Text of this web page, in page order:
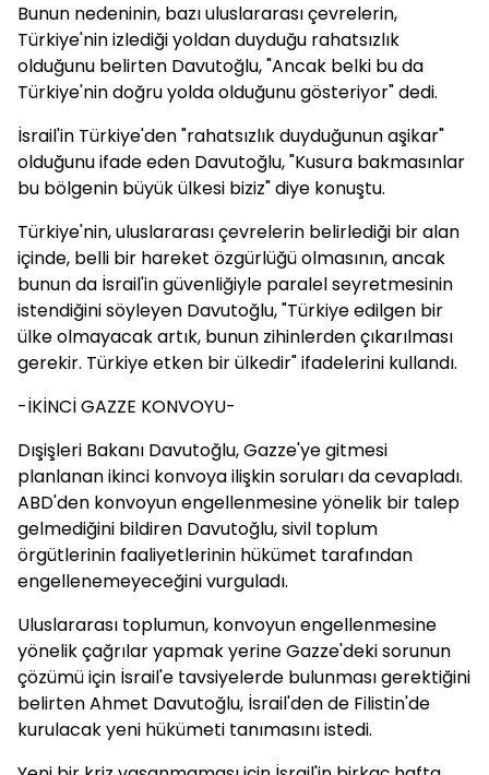
Bunun nedeninin, bazı uluslararası çevrelerin,
Türkiye'nin izlediği yoldan duyduğu rahatsızlık
olduğunu belirten Davutoğlu, "Ancak belki bu da
Türkiye'nin doğru yolda olduğunu gösteriyor" dedi.
İsrail'in Türkiye'den "rahatsızlık duyduğunun aşikar"
olduğunu ifade eden Davutoğlu, "Kusura bakmasınlar
bu bölgenin büyük ülkesi biziz" diye konuştu.
Türkiye'nin, uluslararası çevrelerin belirlediği bir alan
içinde, belli bir hareket özgürlüğü olmasının, ancak
bunun da İsrail'in güvenliğiyle paralel seyretmesinin
istendiğini söyleyen Davutoğlu, "Türkiye edilgen bir
ülke olmayacak artık, bunun zihinlerden çıkarılması
gerekir. Türkiye etken bir ülkedir" ifadelerini kullandı.
-İKİNCİ GAZZE KONVOYU-
Dışişleri Bakanı Davutoğlu, Gazze'ye gitmesi
planlanan ikinci konvoya ilişkin soruları da cevapladı.
ABD'den konvoyun engellenmesine yönelik bir talep
gelmediğini bildiren Davutoğlu, sivil toplum
örgütlerinin faaliyetlerinin hükümet tarafından
engellenemeyeceğini vurguladı.
Uluslararası toplumun, konvoyun engellenmesine
yönelik çağrılar yapmak yerine Gazze'deki sorunun
çözümü için İsrail'e tavsiyelerde bulunması gerektiğini
belirten Ahmet Davutoğlu, İsrail'den de Filistin'de
kurulacak yeni hükümeti tanımasını istedi.